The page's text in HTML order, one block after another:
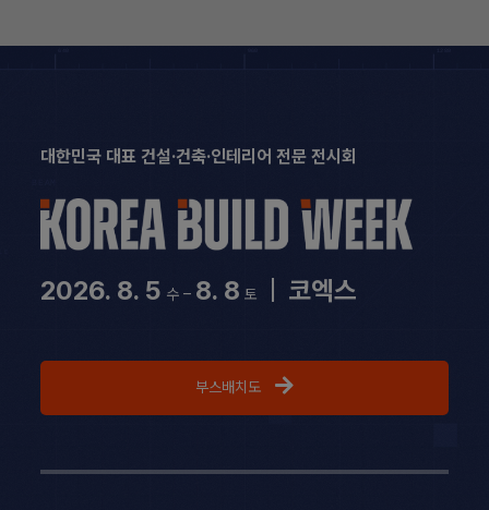
대한민국 대표 건설·건축·인테리어 전문 전시회
2026. 8. 5 수 – 8. 8 토 코엑스
부스배치도